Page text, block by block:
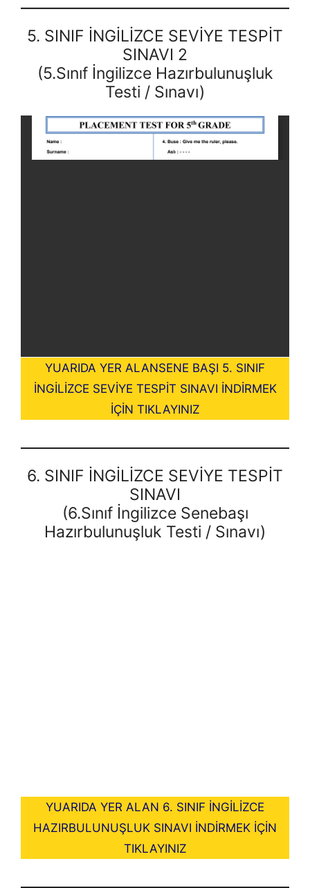
5. SINIF İNGİLİZCE SEVİYE TESPİT
SINAVI 2
(5.Sınıf İngilizce Hazırbulunuşluk
Testi / Sınavı)
YUARIDA YER ALANSENE BAŞI 5. SINIF
İNGİLİZCE SEVİYE TESPİT SINAVI İNDİRMEK
İÇİN TIKLAYINIZ
6. SINIF İNGİLİZCE SEVİYE TESPİT
SINAVI
(6.Sınıf İngilizce Senebaşı
Hazırbulunuşluk Testi / Sınavı)
YUARIDA YER ALAN 6. SINIF İNGİLİZCE
HAZIRBULUNUŞLUK SINAVI İNDİRMEK İÇİN
TIKLAYINIZ